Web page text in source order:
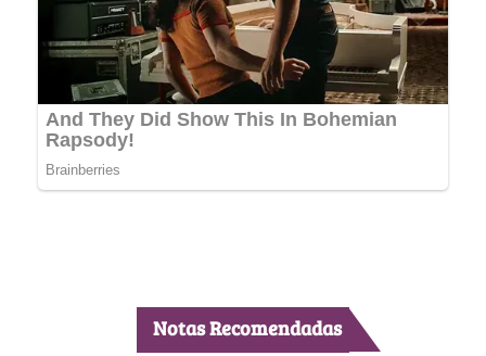
Notas Recomendadas